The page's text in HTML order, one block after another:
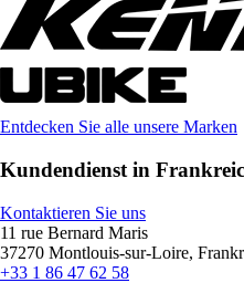
Entdecken Sie alle unsere Marken
Kundendienst in
Kontaktieren Sie uns
11 rue Bernard Maris
37270 Montlouis-sur-Loire,
+33 1 86 47 62 58